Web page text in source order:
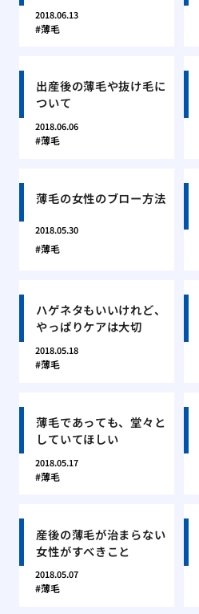
2018.06.13
薄毛
出産後の薄毛や抜け毛に
ついて
2018.06.06
薄毛
薄毛の女性のブロー方法
2018.05.30
薄毛
ハゲネタもいいけれど、
やっぱりケアは大切
2018.05.18
薄毛
薄毛であっても、堂々と
していてほしい
2018.05.17
薄毛
産後の薄毛が治まらない
女性がすべきこと
2018.05.07
薄毛